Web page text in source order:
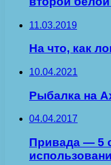
11.03.2019
На что, как
10.04.2021
Рыбалка на
04.04.2017
Привада — 5